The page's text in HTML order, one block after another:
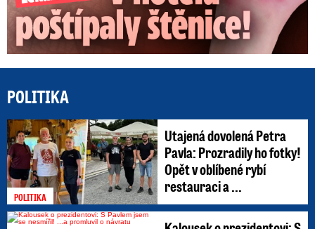
POLITIKA
POLITIKA
Utajená dovolená Petra
Pavla: Prozradily ho fotky!
Opět v oblíbené rybí
restauraci a ...